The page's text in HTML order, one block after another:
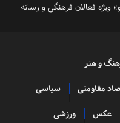
ویژه فعالان فرهنگی و رسانه
و هنر
مقاومتی سیاسی
عکس ورزشی